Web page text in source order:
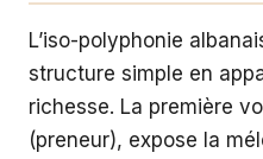
L’iso-polyphonie
structure simple en
richesse. La première
(preneur), expose la